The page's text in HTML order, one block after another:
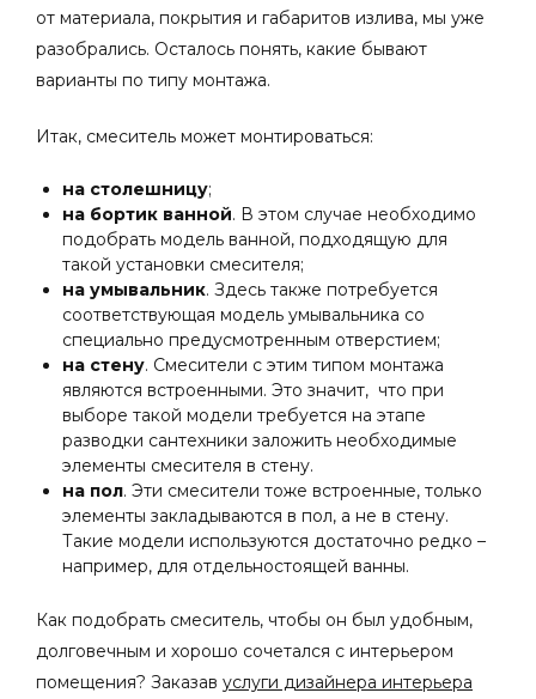
от материала, покрытия и габаритов излива, мы уже
разобрались. Осталось понять, какие бывают
варианты по типу монтажа.
Итак, смеситель может монтироваться:
на столешницу;
на бортик ванной. В этом случае необходимо
подобрать модель ванной, подходящую для
такой установки смесителя;
на умывальник. Здесь также потребуется
соответствующая модель умывальника со
специально предусмотренным отверстием;
на стену. Смесители с этим типом монтажа
являются встроенными. Это значит, что при
выборе такой модели требуется на этапе
разводки сантехники заложить необходимые
элементы смесителя в стену.
на пол. Эти смесители тоже встроенные, только
элементы закладываются в пол, а не в стену.
Такие модели используются достаточно редко –
например, для отдельностоящей ванны.
Как подобрать смеситель, чтобы он был удобным,
долговечным и хорошо сочетался с интерьером
помещения? Заказав услуги дизайнера интерьера